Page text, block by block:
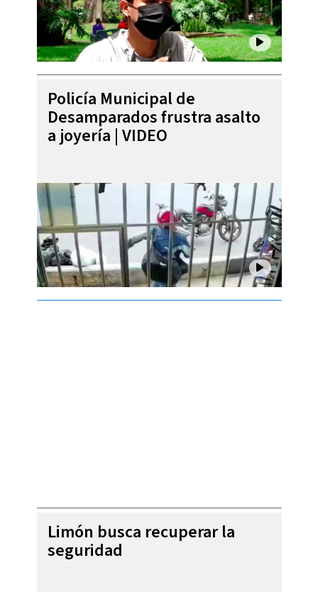
Policía Municipal de
Desamparados frustra asalto
a joyería | VIDEO
Limón busca recuperar la
seguridad